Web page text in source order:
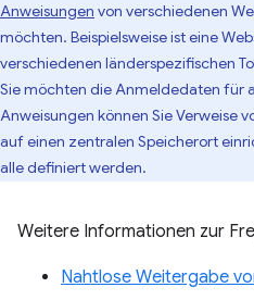
Anweisungen von verschiedenen
möchten. Beispielsweise ist eine
verschiedenen länderspezifischen
Sie möchten die Anmeldedaten für
Anweisungen können Sie Verweise
auf einen zentralen Speicherort
alle definiert werden.
Weitere Informationen zur
Nahtlose Weitergabe